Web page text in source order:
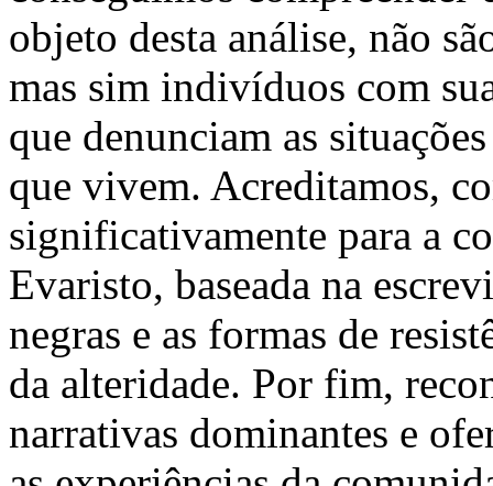
objeto desta análise, não
mas sim indivíduos com
que denunciam as
que vivem. Acreditamos,
significativamente para a
Evaristo, baseada na
negras e as formas de
da alteridade. Por fim,
narrativas dominantes e